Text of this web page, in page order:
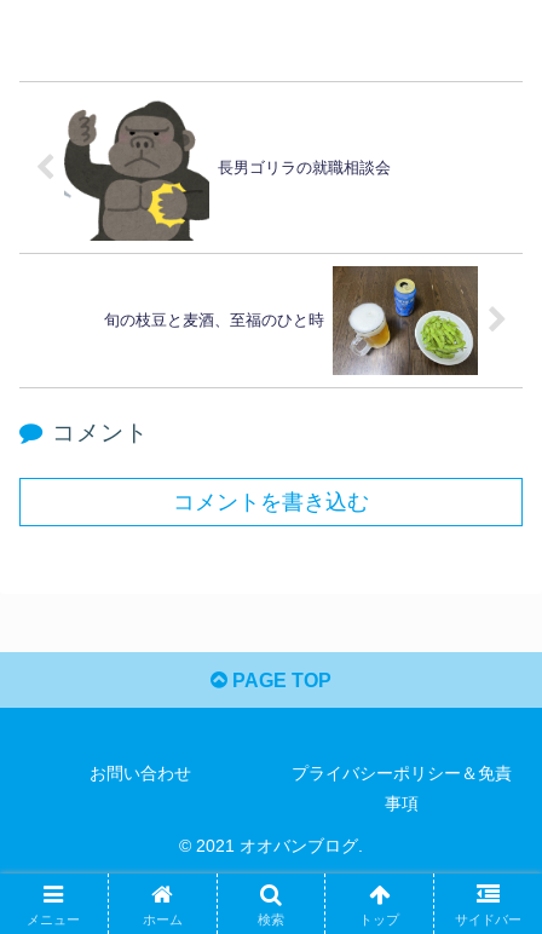
長男ゴリラの就職相談会
旬の枝豆と麦酒、至福のひと時
コメント
コメントを書き込む
PAGE TOP
お問い合わせ
プライバシーポリシー＆免責
事項
© 2021 オオバンブログ.
メニュー ホーム 検索 トップ サイドバー